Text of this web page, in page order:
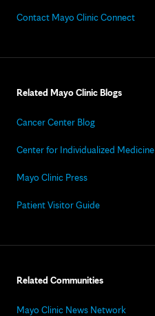
Contact Mayo Clinic Connect
Related Mayo Clinic Blogs
Cancer Center Blog
Center for Individualized Medicine
Mayo Clinic Press
Patient Visitor Guide
Related Communities
Mayo Clinic News Network